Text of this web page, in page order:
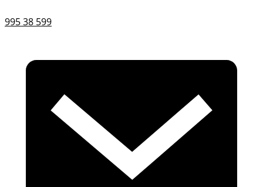
995 38 599